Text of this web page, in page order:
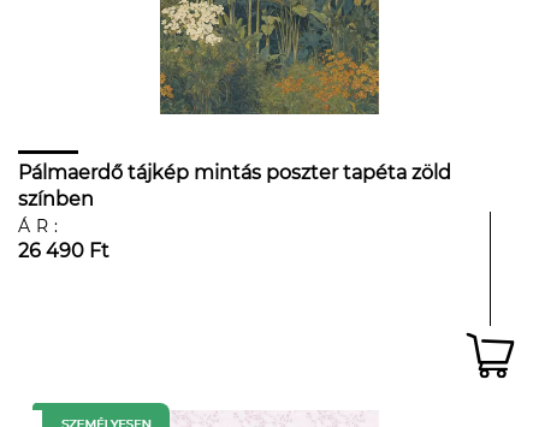
Pálmaerdő tájkép mintás poszter tapéta zöld
színben
ÁR:
26 490 Ft